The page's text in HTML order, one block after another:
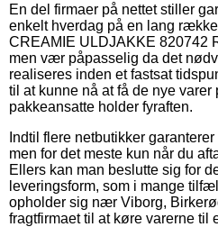
En del firmaer på nettet stiller
enkelt hverdag på en lang
CREAMIE ULDJAKKE 820742
men vær påpasselig da det
realiseres inden et fastsat
til at kunne nå at få de nye varer
pakkeansatte holder fyraften.
Indtil flere netbutikker
men for det meste kun når du
Ellers kan man beslutte sig for
leveringsform, som i mange
opholder sig nær Viborg,
fragtfirmaet til at køre varerne til